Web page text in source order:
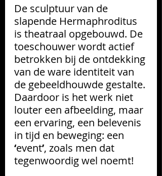
De sculptuur van de
slapende Hermaphroditus
is theatraal opgebouwd. De
toeschouwer wordt actief
betrokken bij de ontdekking
van de ware identiteit van
de gebeeldhouwde gestalte.
Daardoor is het werk niet
louter een afbeelding, maar
een ervaring, een belevenis
in tijd en beweging: een
‘event’, zoals men dat
tegenwoordig wel noemt!